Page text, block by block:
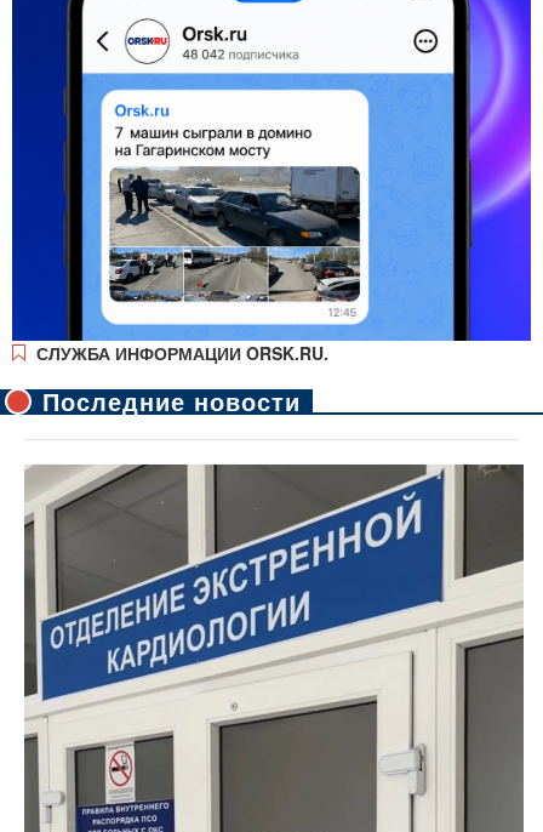
СЛУЖБА ИНФОРМАЦИИ ORSK.RU.
Последние новости